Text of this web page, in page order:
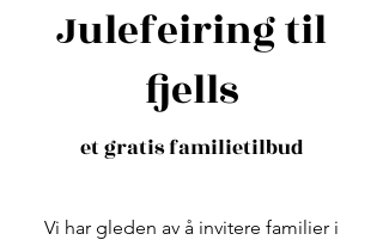
Julefeiring til
fjells
et gratis familietilbud
Vi har gleden av å invitere familier i